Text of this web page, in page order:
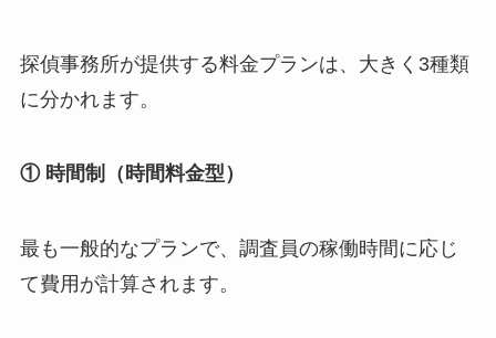
探偵事務所が提供する料金プランは、大きく3種類
に分かれます。
① 時間制（時間料金型）
最も一般的なプランで、調査員の稼働時間に応じ
て費用が計算されます。